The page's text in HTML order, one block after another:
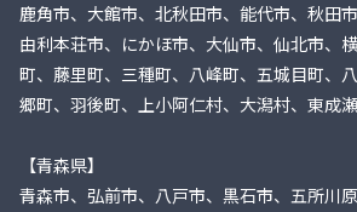
鹿角市、大館市、北秋田市、能代市、秋田
由利本荘市、にかほ市、大仙市、仙北市、
町、藤里町、三種町、八峰町、五城目町、
郷町、羽後町、上小阿仁村、大潟村、東成
【青森県】
青森市、弘前市、八戸市、黒石市、五所川